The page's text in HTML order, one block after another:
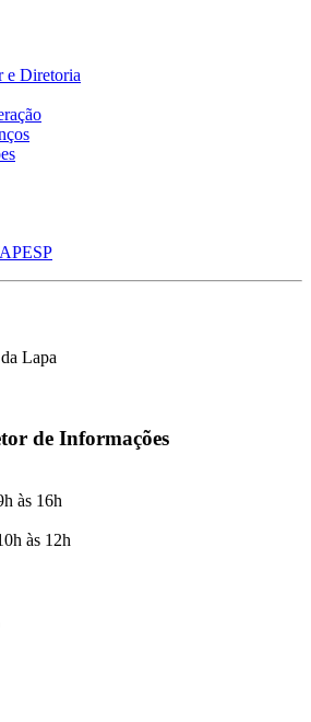
e Diretoria
Lapa
de Informações
às 16h
às 12h